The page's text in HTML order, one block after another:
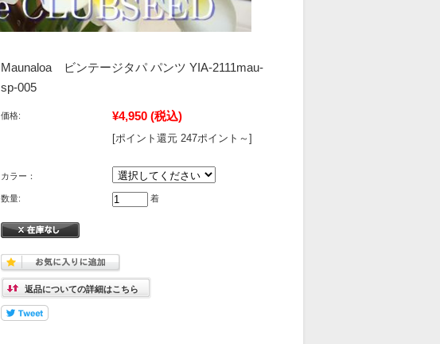
Maunaloa ビンテージタパ パンツ YIA-2111mau-
sp-005
価格: ¥4,950 (税込)
[ポイント還元 247ポイント～]
カラー：
数量: 着
返品についての詳細はこちら